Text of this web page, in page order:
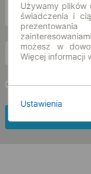
DO
cz. 6 sie.
Preferuj bez
Używamy plików
świadczenia i
możesz w
Więcej informacji
Ustawienia